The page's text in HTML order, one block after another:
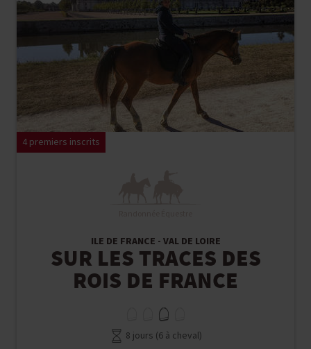
4 premiers inscrits
ILE DE FRANCE - VAL DE LOIRE
SUR LES TRACES DES
ROIS DE FRANCE
8 jours (6 à cheval)